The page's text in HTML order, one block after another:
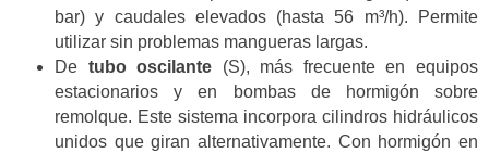
bar) y caudales elevados (hasta 56 m³/h). Permite
utilizar sin problemas mangueras largas.
De tubo oscilante (S), más frecuente en equipos
estacionarios y en bombas de hormigón sobre
remolque. Este sistema incorpora cilindros hidráulicos
unidos que giran alternativamente. Con hormigón en